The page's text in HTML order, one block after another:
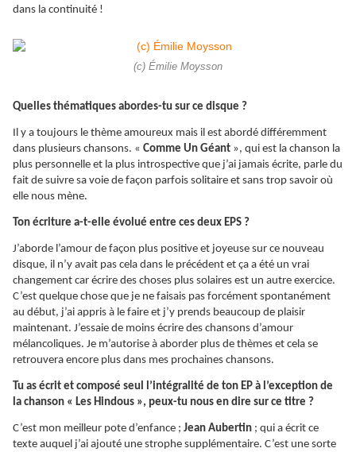
dans la continuité !
(c) Émilie Moysson
Quelles thématiques abordes-tu sur ce disque ?
Il y a toujours le thème amoureux mais il est abordé différemment
dans plusieurs chansons. « Comme Un Géant », qui est la chanson la
plus personnelle et la plus introspective que j’ai jamais écrite, parle du
fait de suivre sa voie de façon parfois solitaire et sans trop savoir où
elle nous mène.
Ton écriture a-t-elle évolué entre ces deux EPS ?
J’aborde l’amour de façon plus positive et joyeuse sur ce nouveau
disque, il n’y avait pas cela dans le précédent et ça a été un vrai
changement car écrire des choses plus solaires est un autre exercice.
C’est quelque chose que je ne faisais pas forcément spontanément
au début, j’ai appris à le faire et j’y prends beaucoup de plaisir
maintenant. J’essaie de moins écrire des chansons d’amour
mélancoliques. Je m’autorise à aborder plus de thèmes et cela se
retrouvera encore plus dans mes prochaines chansons.
Tu as écrit et composé seul l’intégralité de ton EP à l’exception de
la chanson « Les Hindous », peux-tu nous en dire sur ce titre ?
C’est mon meilleur pote d’enfance ; Jean Aubertin ; qui a écrit ce
texte auquel j’ai ajouté une strophe supplémentaire. C’est une sorte